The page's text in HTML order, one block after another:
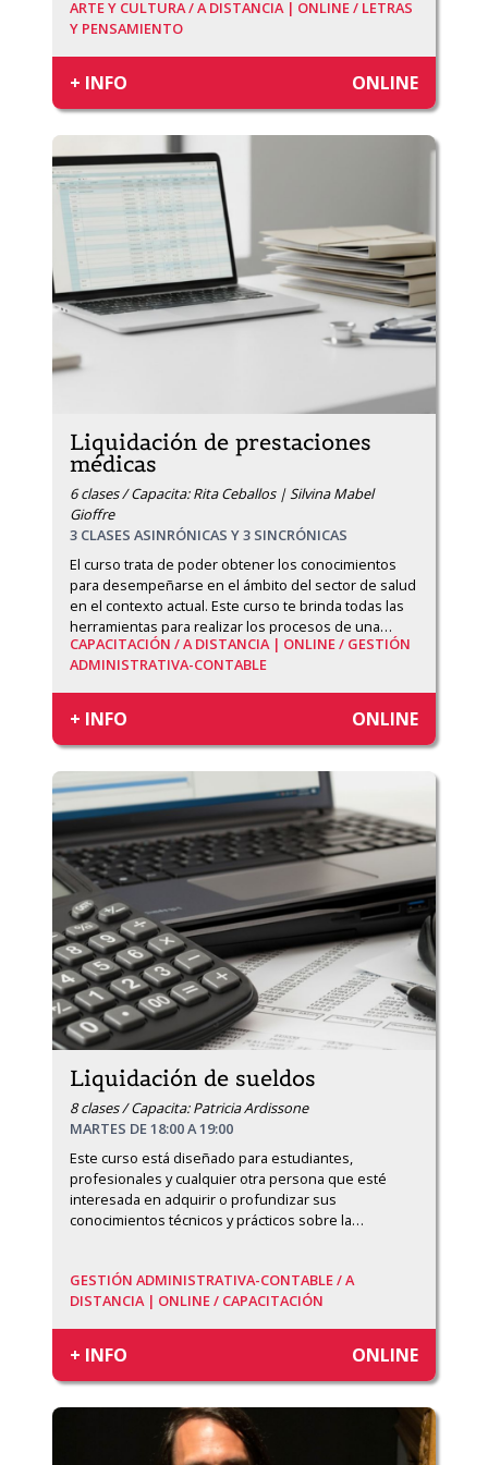
ARTE Y CULTURA /A DISTANCIA | ONLINE / LETRAS
Y PENSAMIENTO
+ INFO ONLINE
Liquidación de prestaciones
médicas
6 clases / Capacita: Rita Ceballos | Silvina Mabel
Gioffre
3 CLASES ASINRÓNICAS Y 3 SINCRÓNICAS
El curso trata de poder obtener los conocimientos
para desempeñarse en el ámbito del sector de salud
en el contexto actual. Este curso te brinda todas las
herramientas para realizar los procesos de una…
CAPACITACIÓN /A DISTANCIA | ONLINE / GESTIÓN
ADMINISTRATIVA-CONTABLE
+ INFO ONLINE
Liquidación de sueldos
8 clases / Capacita: Patricia Ardissone
MARTES DE 18:00 A 19:00
Este curso está diseñado para estudiantes,
profesionales y cualquier otra persona que esté
interesada en adquirir o profundizar sus
conocimientos técnicos y prácticos sobre la…
GESTIÓN ADMINISTRATIVA-CONTABLE /A
DISTANCIA | ONLINE / CAPACITACIÓN
+ INFO ONLINE